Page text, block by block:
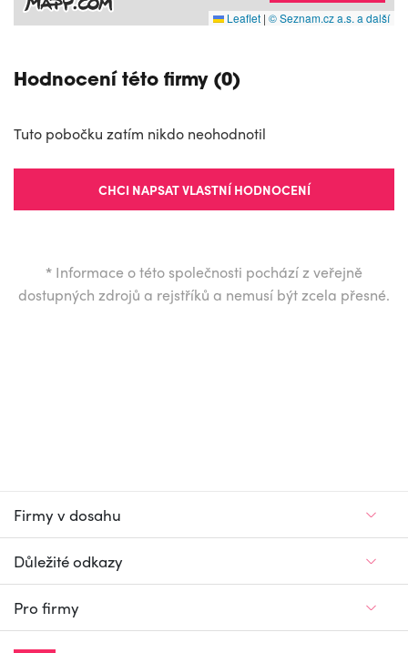
Leaflet | © Seznam.cz a.s. a další
Hodnocení této firmy (0)
Tuto pobočku zatím nikdo neohodnotil
CHCI NAPSAT VLASTNÍ HODNOCENÍ
* Informace o této společnosti pochází z veřejně
dostupných zdrojů a rejstříků a nemusí být zcela přesné.
Firmy v dosahu
Důležité odkazy
Pro firmy